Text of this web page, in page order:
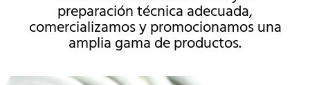
preparación técnica adecuada,
comercializamos y promocionamos una
amplia gama de productos.